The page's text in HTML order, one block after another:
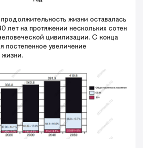
жизни оставалась
лет на протяжении нескольких сотен
цивилизации. С конца
постепенное увеличение